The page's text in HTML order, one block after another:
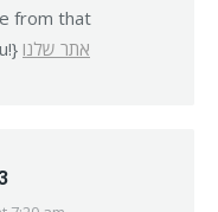
from that
אתר שלנו